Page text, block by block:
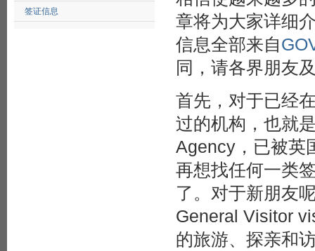
签证信息
章将为大家详细
信息全部来自
同，请各界朋友
首先，对于已经
过的机构，也就
Agency，已被英
再想找任何一类
了。对于新朋友
General Visitor
的旅游、探亲和